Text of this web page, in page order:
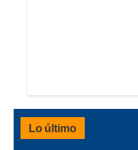
Lo último